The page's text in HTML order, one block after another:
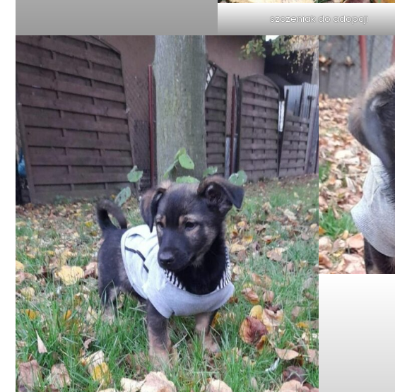
szczeniak do adopcji